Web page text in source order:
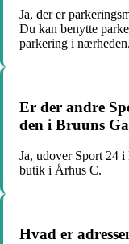
Ja, der er
Du kan benytte
parkering i nærheden.
Er der andre
den i Bruuns
Ja, udover Sport 24
butik i Århus C.
Hvad er